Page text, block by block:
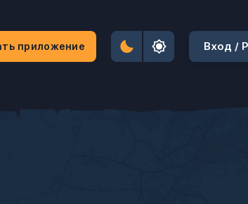
приложение Вход /